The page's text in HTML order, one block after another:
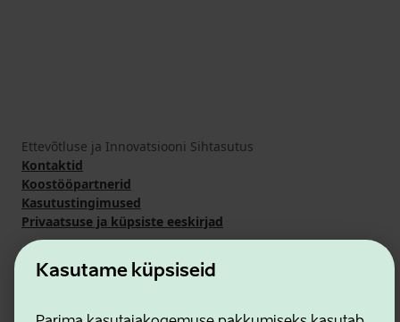
Kasutame küpsiseid
Ettevõtluse ja Innovatsiooni Sihtasutus
Kontaktid
Koostööpartnerid
Kasutustingimused
Privaatsuse ja küpsiste eeskirjad